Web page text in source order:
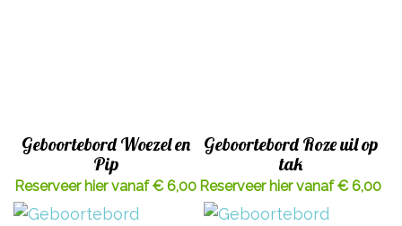
Geboortebord Woezel en
Pip
Reserveer hier vanaf € 6,00
Geboortebord Roze uil op
tak
Reserveer hier vanaf € 6,00